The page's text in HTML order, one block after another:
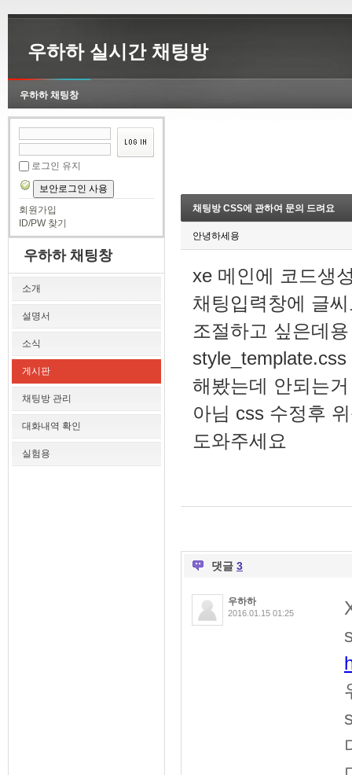
우하하 실시간 채팅방
우하하 채팅창
로그인 유지
보안로그인 사용
회원가입
ID/PW 찾기
우하하 채팅창
소개
설명서
소식
게시판
채팅방 관리
대화내역 확인
실험용
채팅방 CSS에 관하여 문의 드려요
안녕하세용
xe 메인에 코드생
채팅입력창에 글
조절하고 싶은데용
해봤는데 안되는
아님 css 수정후
도와주세요
댓글 3
우하하
2016.01.15 01:25